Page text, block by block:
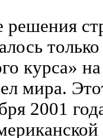
решения
курса»
мира.
2001